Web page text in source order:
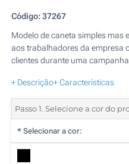
Código:37267
Modelo de caneta simples mas
aos trabalhadores da empresa
clientes durante uma
+ Descrição+ Características
Passo 1. Selecione a cor do
* Selecionar a cor: